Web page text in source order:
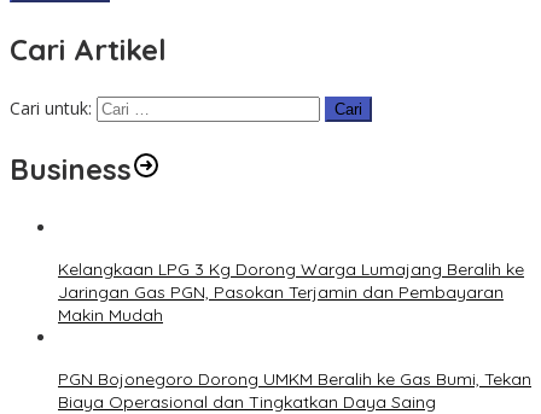
Cari Artikel
Cari untuk:
Business
Kelangkaan LPG 3 Kg Dorong Warga Lumajang Beralih ke
Jaringan Gas PGN, Pasokan Terjamin dan Pembayaran
Makin Mudah
PGN Bojonegoro Dorong UMKM Beralih ke Gas Bumi, Tekan
Biaya Operasional dan Tingkatkan Daya Saing